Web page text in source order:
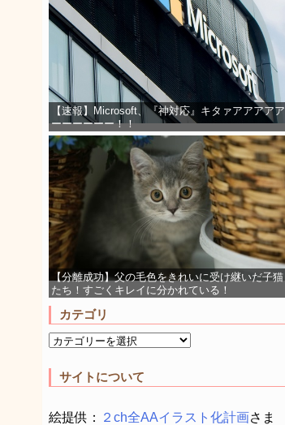
【速報】Microsoft、『神対応』キタァアアアアア
ーーーーーー！！
【分離成功】父の毛色をきれいに受け継いだ子猫
たち！すごくキレイに分かれている！
カテゴリ
サイトについて
絵提供： ２ch全AAイラスト化計画さま